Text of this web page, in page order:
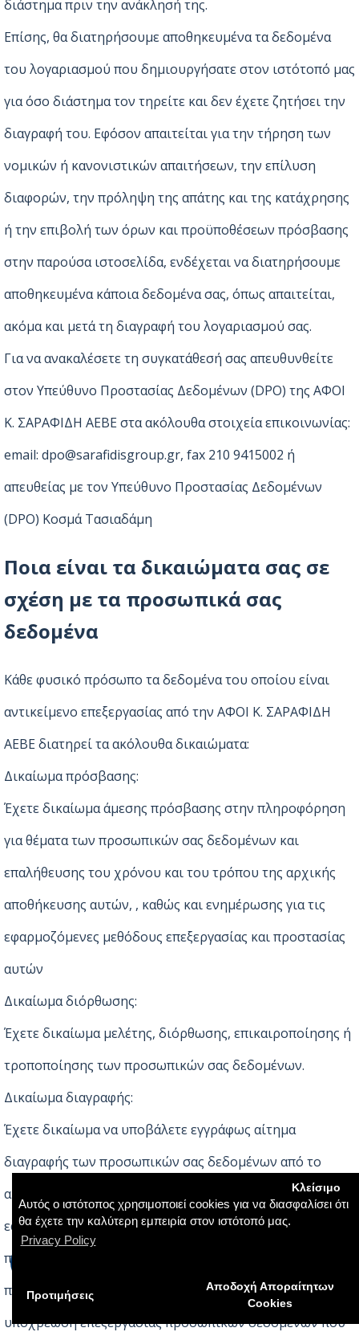
Αυτός ο ιστότοπος χρησιμοποιεί cookies για να διασφαλίσει ότι
θα έχετε την καλύτερη εμπειρία στον ιστότοπό μας.
Privacy Policy
Κλείσιμο
Προτιμήσεις
Aποδοχή Αποραίτητων
Cookies
διάστημα πριν την ανάκλησή της.
Επίσης, θα διατηρήσουμε αποθηκευμένα τα δεδομένα
του λογαριασμού που δημιουργήσατε στον ιστότοπό μας
για όσο διάστημα τον τηρείτε και δεν έχετε ζητήσει την
διαγραφή του. Εφόσον απαιτείται για την τήρηση των
νομικών ή κανονιστικών απαιτήσεων, την επίλυση
διαφορών, την πρόληψη της απάτης και της κατάχρησης
ή την επιβολή των όρων και προϋποθέσεων πρόσβασης
στην παρούσα ιστοσελίδα, ενδέχεται να διατηρήσουμε
αποθηκευμένα κάποια δεδομένα σας, όπως απαιτείται,
ακόμα και μετά τη διαγραφή του λογαριασμού σας.
Για να ανακαλέσετε τη συγκατάθεσή σας απευθυνθείτε
στον Υπεύθυνο Προστασίας Δεδομένων (DPO) της ΑΦΟΙ
Κ. ΣΑΡΑΦΙΔΗ ΑΕΒΕ στα ακόλουθα στοιχεία επικοινωνίας:
email: dpo@sarafidisgroup.gr, fax 210 9415002 ή
απευθείας με τον Υπεύθυνο Προστασίας Δεδομένων
(DPO) Κοσμά Τασιαδάμη
Ποια είναι τα δικαιώματα σας σε
σχέση με τα προσωπικά σας
δεδομένα
Κάθε φυσικό πρόσωπο τα δεδομένα του οποίου είναι
αντικείμενο επεξεργασίας από την ΑΦΟΙ Κ. ΣΑΡΑΦΙΔΗ
ΑΕΒΕ διατηρεί τα ακόλουθα δικαιώματα:
Δικαίωμα πρόσβασης:
Έχετε δικαίωμα άμεσης πρόσβασης στην πληροφόρηση
για θέματα των προσωπικών σας δεδομένων και
επαλήθευσης του χρόνου και του τρόπου της αρχικής
αποθήκευσης αυτών, , καθώς και ενημέρωσης για τις
εφαρμοζόμενες μεθόδους επεξεργασίας και προστασίας
αυτών
Δικαίωμα διόρθωσης:
Έχετε δικαίωμα μελέτης, διόρθωσης, επικαιροποίησης ή
τροποποίησης των προσωπικών σας δεδομένων.
Δικαίωμα διαγραφής:
Έχετε δικαίωμα να υποβάλετε εγγράφως αίτημα
διαγραφής των προσωπικών σας δεδομένων από το
αρχείο της ΑΦΟΙ Κ. ΣΑΡΑΦΙΔΗ ΑΕΒΕ οποιαδήποτε στιγμή,
εφόσον έχουμε προβεί σε επεξεργασία αυτών μετά από
προηγούμενη συγκατάθεσή σας. Σε όλες τις υπόλοιπες
περιπτώσεις (όπως ενδεικτικά όταν υπάρχει σύμβαση,
υποχρέωση επεξεργασίας προσωπικών δεδομένων που